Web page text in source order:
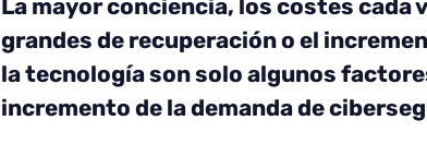
La mayor conciencia, los costes cada
grandes de recuperación o el
la tecnología son solo algunos
incremento de la demanda de